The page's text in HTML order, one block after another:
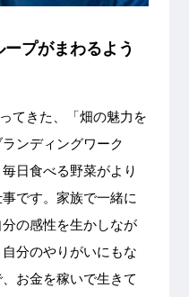
プがまわるよう
てきた、「畑の魅力を
ンディングワーク
日食べる野菜がより
です。家族で一緒に
の感性を生かしなが
分のやりがいにもな
お金を稼いで生きて